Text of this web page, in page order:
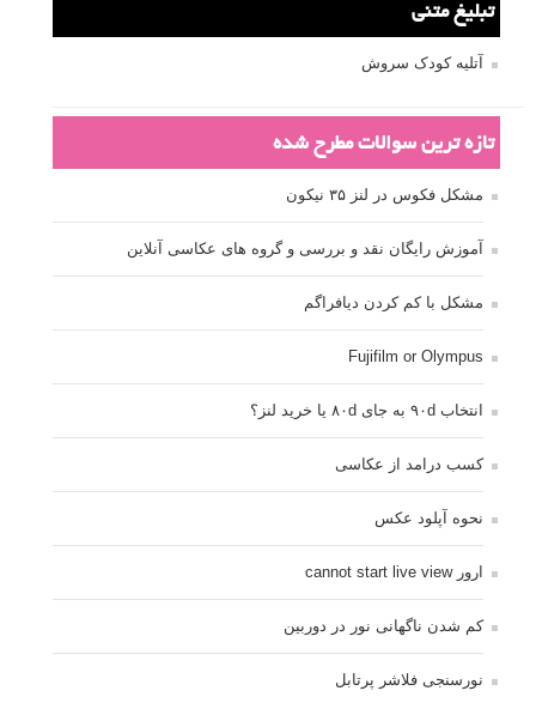
تبلیغ متنی
آتلیه کودک سروش
تازه ترین سوالات مطرح شده
مشکل فکوس در لنز ۳۵ نیکون
آموزش رایگان نقد و بررسی و گروه های عکاسی آنلاین
مشکل با کم کردن دیافراگم
Fujifilm or Olympus
انتخاب ۹۰d به جای ۸۰d یا خرید لنز؟
کسب درامد از عکاسی
نحوه آپلود عکس
ارور cannot start live view
کم شدن ناگهانی نور در دوربین
نورسنجی فلاشر پرتابل